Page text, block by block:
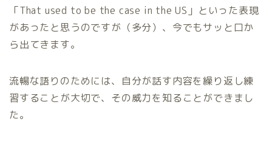
「That used to be the case in the US」といった表現
があったと思うのですが（多分）、今でもサッと口か
ら出てきます。
流暢な語りのためには、自分が話す内容を繰り返し練
習することが大切で、その威力を知ることができまし
た。